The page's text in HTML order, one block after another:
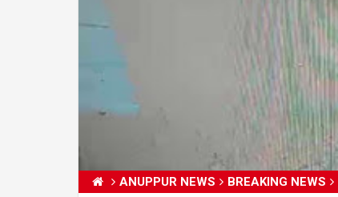
ANUPPUR NEWS BREAKING NEWS